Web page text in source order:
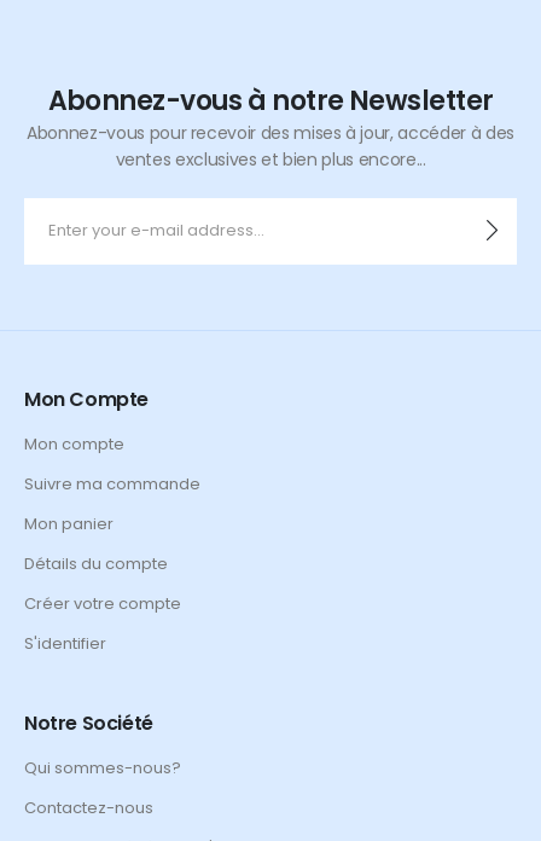
Abonnez-vous à notre Newsletter
Abonnez-vous pour recevoir des mises à jour, accéder à des
ventes exclusives et bien plus encore...
Mon Compte
Mon compte
Suivre ma commande
Mon panier
Détails du compte
Créer votre compte
S'identifier
Notre Société
Qui sommes-nous?
Contactez-nous